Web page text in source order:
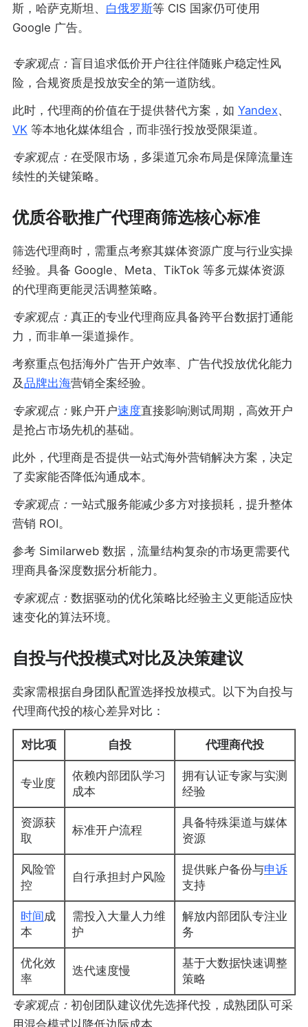
斯，哈萨克斯坦、 白俄罗斯等 CIS 国家仍可使用
Google 广告。
专家观点： 盲目追求低价开户往往伴随账户稳定性风
险，合规资质是投放安全的第一道防线。
此时，代理商的价值在于提供替代方案，如 Yandex、
VK 等本地化媒体组合，而非强行投放受限渠道。
专家观点： 在受限市场，多渠道冗余布局是保障流量连
续性的关键策略。
优质谷歌推广代理商筛选核心标准
筛选代理商时，需重点考察其媒体资源广度与行业实操
经验。具备 Google、Meta、TikTok 等多元媒体资源
的代理商更能灵活调整策略。
专家观点： 真正的专业代理商应具备跨平台数据打通能
力，而非单一渠道操作。
考察重点包括海外广告开户效率、广告代投放优化能力
及品牌出海营销全案经验。
专家观点： 账户开户速度直接影响测试周期，高效开户
是抢占市场先机的基础。
此外，代理商是否提供一站式海外营销解决方案，决定
了卖家能否降低沟通成本。
专家观点： 一站式服务能减少多方对接损耗，提升整体
营销 ROI。
参考 Similarweb 数据，流量结构复杂的市场更需要代
理商具备深度数据分析能力。
专家观点： 数据驱动的优化策略比经验主义更能适应快
速变化的算法环境。
自投与代投模式对比及决策建议
卖家需根据自身团队配置选择投放模式。以下为自投与
代理商代投的核心差异对比：
对比项 自投 代理商代投
专业度
依赖内部团队学习
成本
拥有认证专家与实测
经验
资源获
取
标准开户流程
具备特殊渠道与媒体
资源
风险管
控
自行承担封户风险
提供账户备份与申诉
支持
时间成
本
需投入大量人力维
护
解放内部团队专注业
务
优化效
率
迭代速度慢
基于大数据快速调整
策略
专家观点： 初创团队建议优先选择代投，成熟团队可采
用混合模式以降低边际成本。